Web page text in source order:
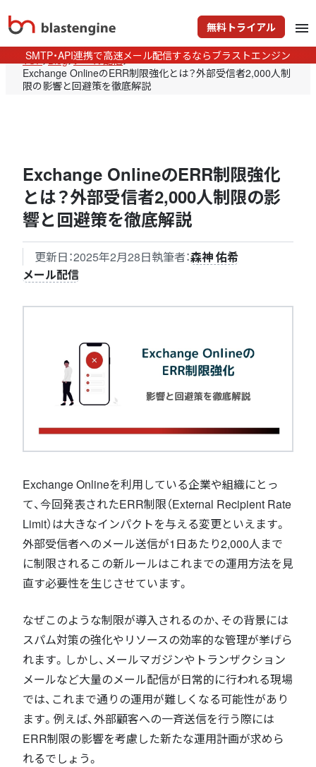
無料トライアル menu
SMTP・API連携で高速メール配信するならブラストエンジン
TOP>Blog>メール配信>
Exchange OnlineのERR制限強化とは？外部受信者2,000人制
限の影響と回避策を徹底解説
Exchange OnlineのERR制限強化
とは？外部受信者2,000人制限の影
響と回避策を徹底解説
更新日：2025年2月28日執筆者：森神 佑希
メール配信
Exchange Onlineを利用している企業や組織にとっ
て、今回発表されたERR制限（External Recipient Rate
Limit）は大きなインパクトを与える変更といえます。
外部受信者へのメール送信が1日あたり2,000人まで
に制限されるこの新ルールはこれまでの運用方法を見
直す必要性を生じさせています。
なぜこのような制限が導入されるのか、その背景には
スパム対策の強化やリソースの効率的な管理が挙げら
れます。しかし、メールマガジンやトランザクション
メールなど大量のメール配信が日常的に行われる現場
では、これまで通りの運用が難しくなる可能性があり
ます。例えば、外部顧客への一斉送信を行う際には
ERR制限の影響を考慮した新たな運用計画が求めら
れるでしょう。